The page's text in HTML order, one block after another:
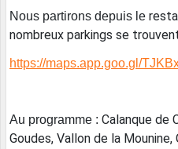
Nous partirons depuis le
nombreux parkings se
https://maps.app.goo.gl/
Au programme : Calanque de
Goudes, Vallon de la